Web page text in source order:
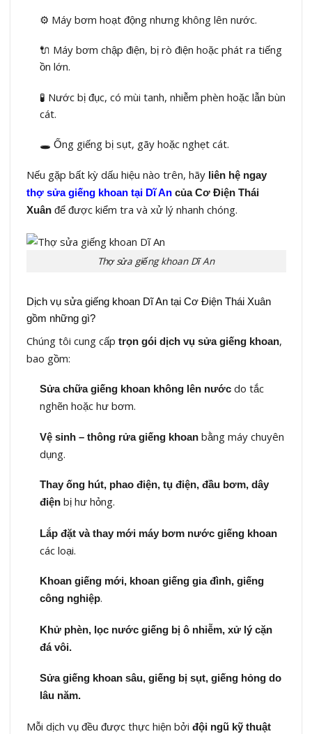
⚙️ Máy bơm hoạt động nhưng không lên nước.
🔌 Máy bơm chập điện, bị rò điện hoặc phát ra tiếng
ồn lớn.
🧪 Nước bị đục, có mùi tanh, nhiễm phèn hoặc lẫn bùn
cát.
🕳️ Ống giếng bị sụt, gãy hoặc nghẹt cát.
Nếu gặp bất kỳ dấu hiệu nào trên, hãy liên hệ ngay
thợ sửa giếng khoan tại Dĩ Ancủa Cơ Điện Thái
Xuânđể được kiểm tra và xử lý nhanh chóng.
Thợ sửa giếng khoan Dĩ An
Dịch vụ sửa giếng khoan Dĩ An tại Cơ Điện Thái Xuân
gồm những gì?
Chúng tôi cung cấp trọn gói dịch vụ sửa giếng khoan,
bao gồm:
Sửa chữa giếng khoan không lên nước do tắc
nghẽn hoặc hư bơm.
Vệ sinh – thông rửa giếng khoan bằng máy chuyên
dụng.
Thay ống hút, phao điện, tụ điện, đầu bơm, dây
điện bị hư hỏng.
Lắp đặt và thay mới máy bơm nước giếng khoan
các loại.
Khoan giếng mới, khoan giếng gia đình, giếng
công nghiệp.
Khử phèn, lọc nước giếng bị ô nhiễm, xử lý cặn
đá vôi.
Sửa giếng khoan sâu, giếng bị sụt, giếng hỏng do
lâu năm.
Mỗi dịch vụ đều được thực hiện bởi đội ngũ kỹ thuật